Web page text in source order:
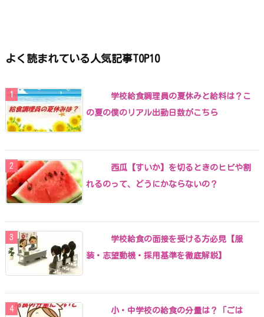
よく読まれている人気記事TOP10
学校給食調理員の夏休みと給料は？こ
の夏の僕のリアル出勤日数がこちら
西瓜【すいか】を切るときのヒビや割
れるのって、どうにかならないの？
学校給食の面接を受ける方必見【服
装・志望動機・採用基準を徹底解説】
小・中学校の給食の分量は？「ごは